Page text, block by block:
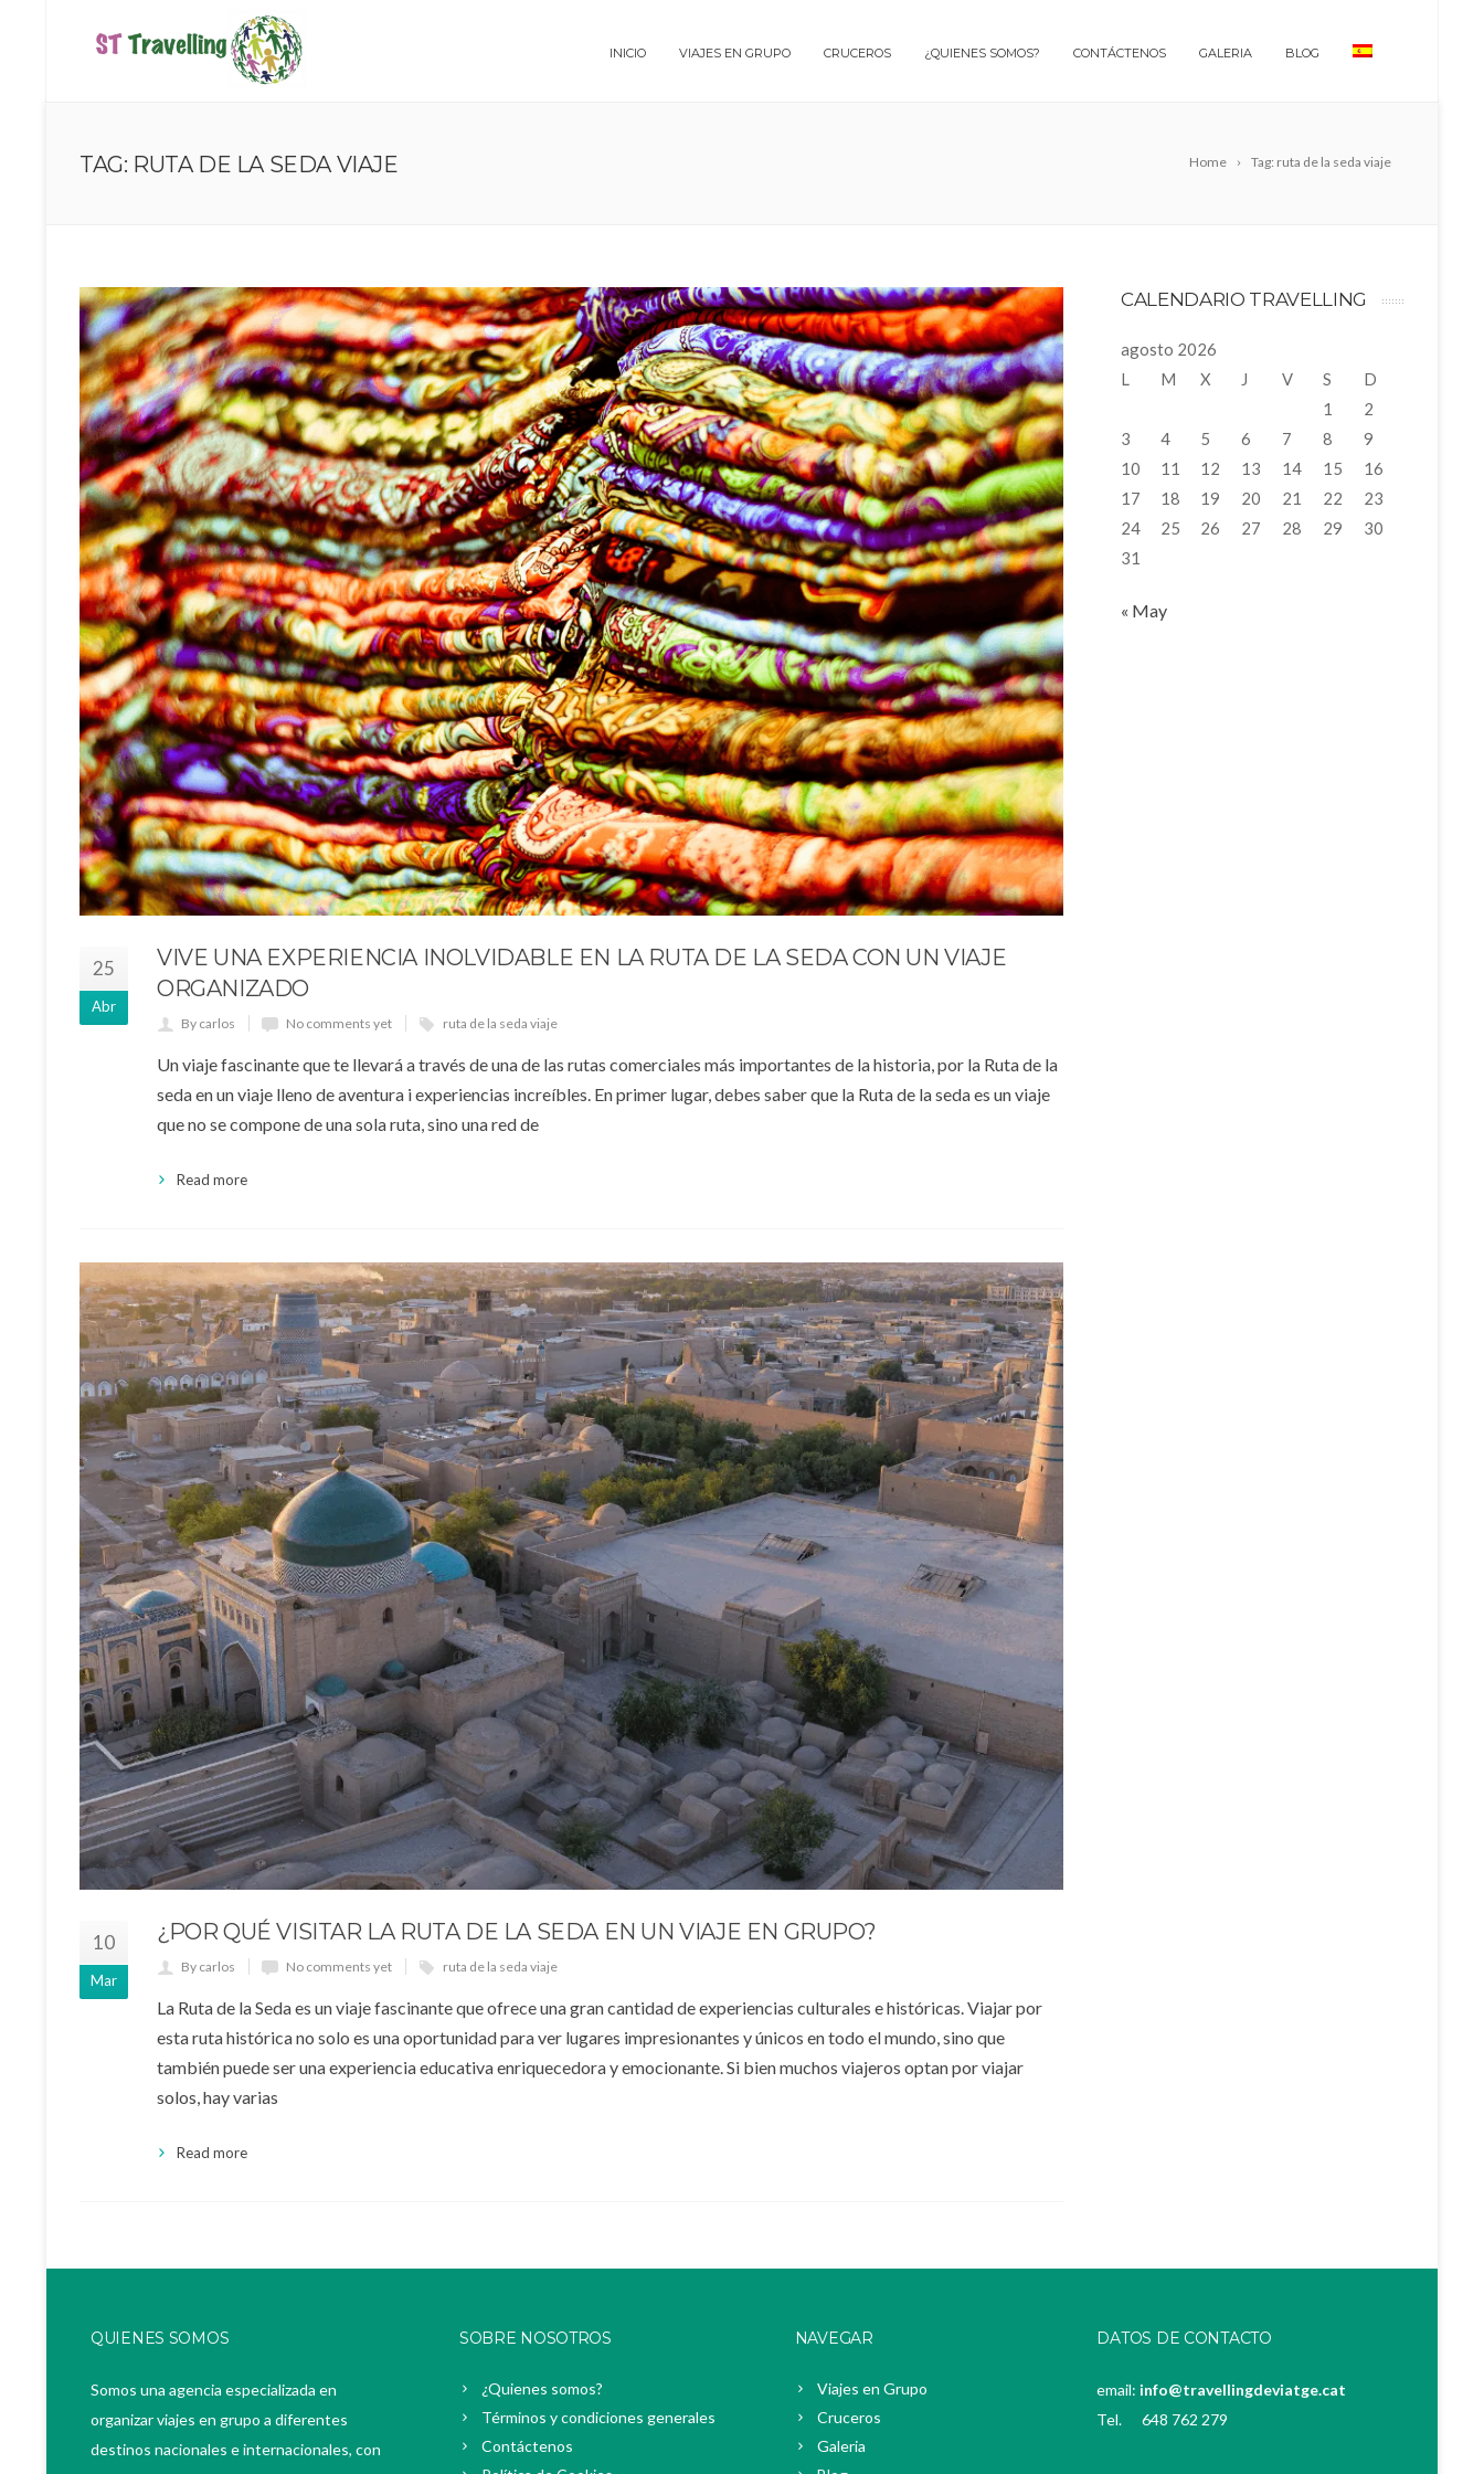
INICIO VIAJES EN GRUPO CRUCEROS ¿QUIENES SOMOS? CONTÁCTENOS GALERIA BLOG
Home Tag: ruta de la seda viaje
TAG: RUTA DE LA SEDA VIAJE
25
Abr
VIVE UNA EXPERIENCIA INOLVIDABLE EN LA RUTA DE LA SEDA CON UN VIAJE
ORGANIZADO
By carlos No comments yet ruta de la seda viaje
Un viaje fascinante que te llevará a través de una de las rutas comerciales más importantes de la historia, por la Ruta de la
seda en un viaje lleno de aventura i experiencias increíbles. En primer lugar, debes saber que la Ruta de la seda es un viaje
que no se compone de una sola ruta, sino una red de
Read more
10
Mar
¿POR QUÉ VISITAR LA RUTA DE LA SEDA EN UN VIAJE EN GRUPO?
By carlos No comments yet ruta de la seda viaje
La Ruta de la Seda es un viaje fascinante que ofrece una gran cantidad de experiencias culturales e históricas. Viajar por
esta ruta histórica no solo es una oportunidad para ver lugares impresionantes y únicos en todo el mundo, sino que
también puede ser una experiencia educativa enriquecedora y emocionante. Si bien muchos viajeros optan por viajar
solos, hay varias
Read more
CALENDARIO TRAVELLING
agosto 2026
L
M X J V S
D
1
2
3
4 5 6 7 8
9
10
11 12 13 14 15
16
17
18 19 20 21 22
23
24
25 26 27 28 29
30
31
« May
QUIENES SOMOS
Somos una agencia especializada en
organizar viajes en grupo a diferentes
destinos nacionales e internacionales, con
SOBRE NOSOTROS
¿Quienes somos?
Términos y condiciones generales
Contáctenos
NAVEGAR
Viajes en Grupo
Cruceros
Galeria
DATOS DE CONTACTO
email: info@travellingdeviatge.cat
Tel. 648 762 279